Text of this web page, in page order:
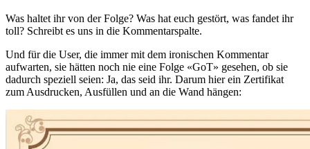
Was haltet ihr von der Folge? Was hat euch gestört, was fandet ihr
toll? Schreibt es uns in die Kommentarspalte.
Und für die User, die immer mit dem ironischen Kommentar
aufwarten, sie hätten noch nie eine Folge «GoT» gesehen, ob sie
dadurch speziell seien: Ja, das seid ihr. Darum hier ein Zertifikat
zum Ausdrucken, Ausfüllen und an die Wand hängen: